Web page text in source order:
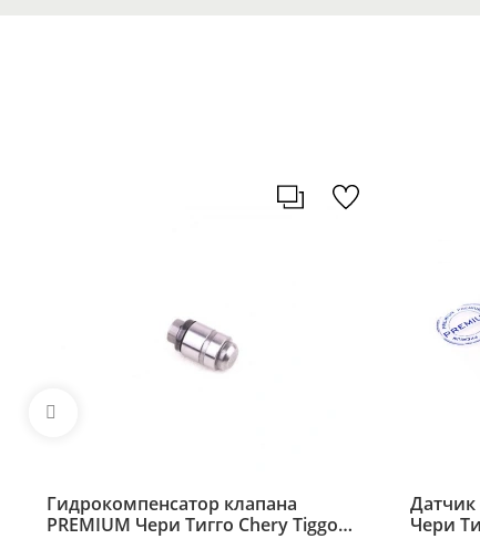
Гидрокомпенсатор клапана
PREMIUM Чери Тигго Chery Tiggo
Датчик
Чери